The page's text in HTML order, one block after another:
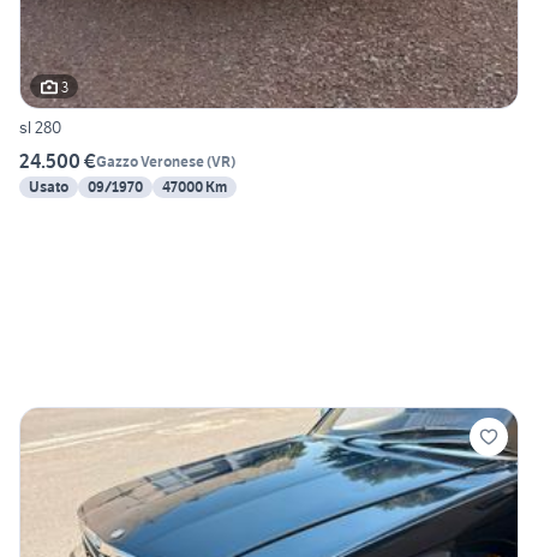
3
sl 280
24.500 €Gazzo Veronese(VR)
Usato
09/1970 47000 Km